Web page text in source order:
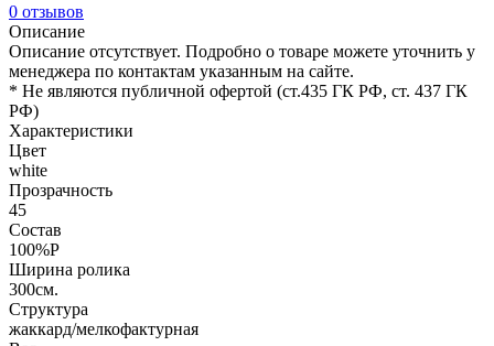
0 отзывов
Описание
Описание отсутствует. Подробно о товаре можете уточнить у
менеджера по контактам указанным на сайте.
* Не являются публичной офертой (ст.435 ГК РФ, cт. 437 ГК
РФ)
Характеристики
Цвет
white
Прозрачность
45
Состав
100%P
Ширина ролика
300см.
Структура
жаккард/мелкофактурная